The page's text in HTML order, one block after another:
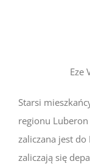
Eze
Starsi
regionu Luberon
zaliczana jest
zaliczają się